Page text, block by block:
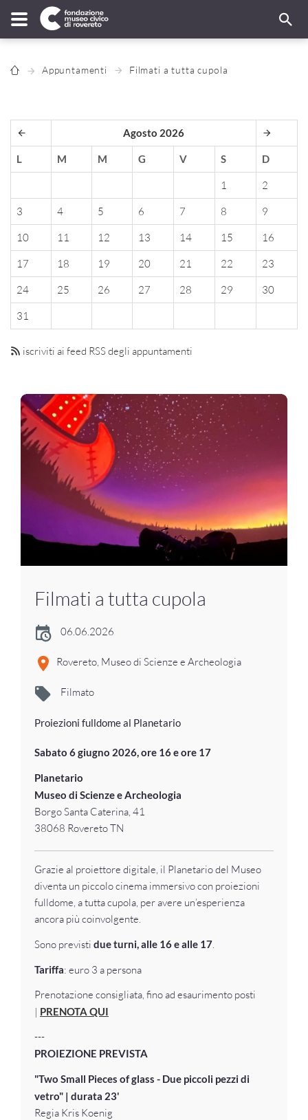
Appuntamenti Filmati a tutta cupola
Agosto 2026
L M M G V S D
1
2
3
4 5 6 7 8
9
10
11 12 13 14 15
16
17
18 19 20 21 22
23
24
25 26 27 28 29
30
31
iscriviti ai feed RSS degli appuntamenti
Filmati a tutta cupola
06.06.2026
Rovereto, Museo di Scienze e Archeologia
Filmato
Proiezioni fulldome al Planetario
Sabato 6 giugno 2026, ore 16 e ore 17
Planetario
Museo di Scienze e Archeologia
Borgo Santa Caterina, 41
38068 Rovereto TN
Grazie al proiettore digitale, il Planetario del Museo
diventa un piccolo cinema immersivo con proiezioni
fulldome, a tutta cupola, per avere un’esperienza
ancora più coinvolgente.
Sono previsti due turni, alle 16 e alle 17
Tariffa: euro 3 a persona
Prenotazione consigliata, fino ad esaurimento posti
| PRENOTA QUI
---
PROIEZIONE PREVISTA
"Two Small Pieces of glass - Due piccoli pezzi di
vetro" | durata 23'
Regia Kris Koenig